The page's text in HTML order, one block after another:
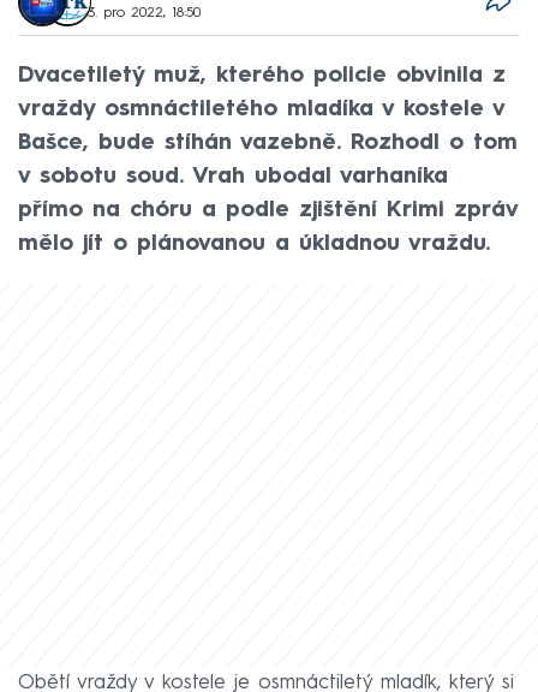
3. pro 2022, 18:50
Dvacetiletý muž, kterého policie obvinila z
vraždy osmnáctiletého mladíka v kostele v
Bašce, bude stíhán vazebně. Rozhodl o tom
v sobotu soud. Vrah ubodal varhaníka
přímo na chóru a podle zjištění Krimi zpráv
mělo jít o plánovanou a úkladnou vraždu.
Obětí vraždy v kostele je osmnáctiletý mladík, který si